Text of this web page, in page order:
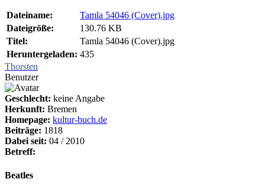
Dateiname:
Tamla 54046 (Cover).jpg
Dateigröße:
130.76 KB
Titel:
Tamla 54046 (Cover).jpg
Heruntergeladen: 435
Thorsten
Benutzer
Geschlecht: keine Angabe
Herkunft: Bremen
Homepage: kultur-buch.de
Beiträge: 1818
Dabei seit: 04 / 2010
Betreff:
Beatles